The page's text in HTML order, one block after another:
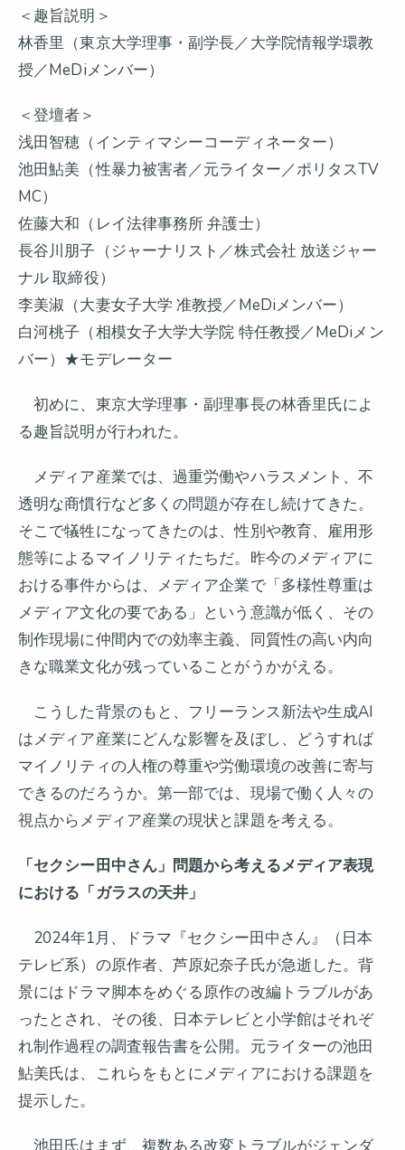
＜趣旨説明＞
林香里（東京大学理事・副学長／大学院情報学環教
授／MeDiメンバー）
＜登壇者＞
浅田智穂（インティマシーコーディネーター）
池田鮎美（性暴力被害者／元ライター／ポリタスTV
MC）
佐藤大和（レイ法律事務所 弁護士）
長谷川朋子（ジャーナリスト／株式会社 放送ジャー
ナル 取締役）
李美淑（大妻女子大学 准教授／MeDiメンバー）
白河桃子（相模女子大学大学院 特任教授／MeDiメン
バー）★モデレーター
初めに、東京大学理事・副理事長の林香里氏によ
る趣旨説明が行われた。
メディア産業では、過重労働やハラスメント、不
透明な商慣行など多くの問題が存在し続けてきた。
そこで犠牲になってきたのは、性別や教育、雇用形
態等によるマイノリティたちだ。昨今のメディアに
おける事件からは、メディア企業で「多様性尊重は
メディア文化の要である」という意識が低く、その
制作現場に仲間内での効率主義、同質性の高い内向
きな職業文化が残っていることがうかがえる。
こうした背景のもと、フリーランス新法や生成AI
はメディア産業にどんな影響を及ぼし、どうすれば
マイノリティの人権の尊重や労働環境の改善に寄与
できるのだろうか。第一部では、現場で働く人々の
視点からメディア産業の現状と課題を考える。
「セクシー田中さん」問題から考えるメディア表現
における「ガラスの天井」
2024年1月、ドラマ『セクシー田中さん』（日本
テレビ系）の原作者、芦原妃奈子氏が急逝した。背
景にはドラマ脚本をめぐる原作の改編トラブルがあ
ったとされ、その後、日本テレビと小学館はそれぞ
れ制作過程の調査報告書を公開。元ライターの池田
鮎美氏は、これらをもとにメディアにおける課題を
提示した。